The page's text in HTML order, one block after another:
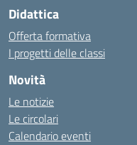
Didattica
Offerta formativa
I progetti delle classi
Novità
Le notizie
Le circolari
Calendario eventi